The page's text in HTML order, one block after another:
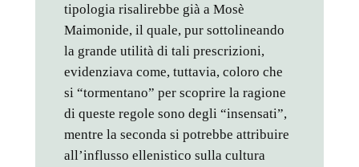
tipologia risalirebbe già a Mosè
Maimonide, il quale, pur sottolineando
la grande utilità di tali prescrizioni,
evidenziava come, tuttavia, coloro che
si “tormentano” per scoprire la ragione
di queste regole sono degli “insensati”,
mentre la seconda si potrebbe attribuire
all’influsso ellenistico sulla cultura